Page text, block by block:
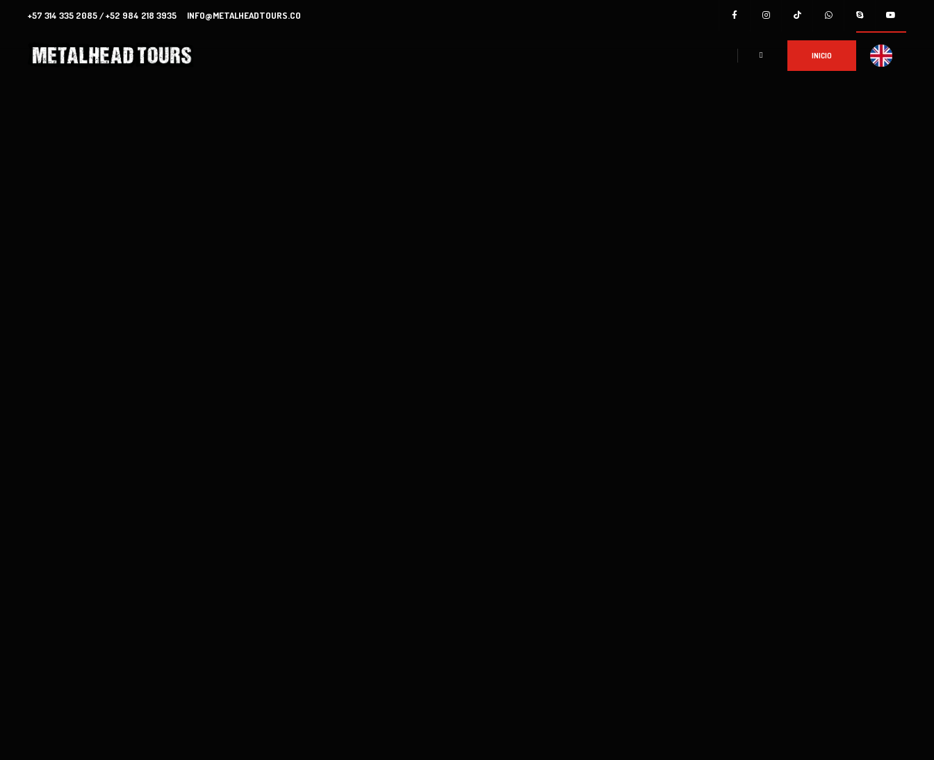
+57 314 335 2085 / +52 984 218 3935 INFO@METALHEADTOURS.CO
INICIO